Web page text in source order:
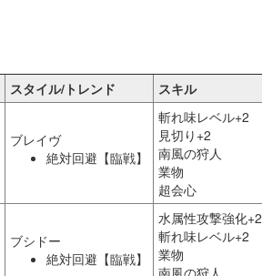
スタイル/トレンド スキル
ブレイヴ
絶対回避【臨戦】
斬れ味レベル+2
見切り+2
南風の狩人
業物
超会心
ブシドー
絶対回避【臨戦】
水属性攻撃強化+2
斬れ味レベル+2
業物
南風の狩人